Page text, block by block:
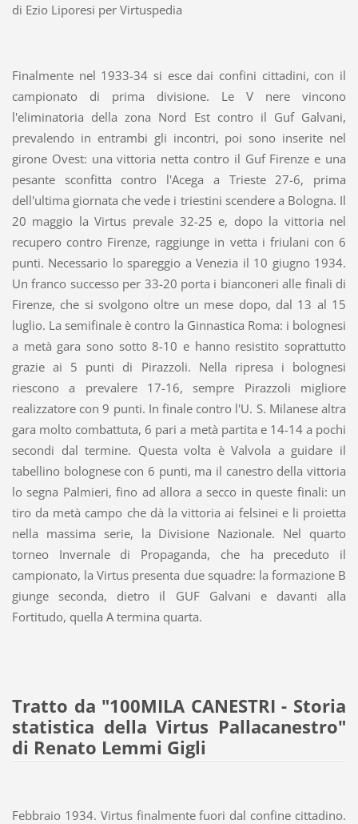
di Ezio Liporesi per Virtuspedia
Finalmente nel 1933-34 si esce dai confini cittadini, con il
campionato di prima divisione. Le V nere vincono
l'eliminatoria della zona Nord Est contro il Guf Galvani,
prevalendo in entrambi gli incontri, poi sono inserite nel
girone Ovest: una vittoria netta contro il Guf Firenze e una
pesante sconfitta contro l'Acega a Trieste 27-6, prima
dell'ultima giornata che vede i triestini scendere a Bologna. Il
20 maggio la Virtus prevale 32-25 e, dopo la vittoria nel
recupero contro Firenze, raggiunge in vetta i friulani con 6
punti. Necessario lo spareggio a Venezia il 10 giugno 1934.
Un franco successo per 33-20 porta i bianconeri alle finali di
Firenze, che si svolgono oltre un mese dopo, dal 13 al 15
luglio. La semifinale è contro la Ginnastica Roma: i bolognesi
a metà gara sono sotto 8-10 e hanno resistito soprattutto
grazie ai 5 punti di Pirazzoli. Nella ripresa i bolognesi
riescono a prevalere 17-16, sempre Pirazzoli migliore
realizzatore con 9 punti. In finale contro l'U. S. Milanese altra
gara molto combattuta, 6 pari a metà partita e 14-14 a pochi
secondi dal termine. Questa volta è Valvola a guidare il
tabellino bolognese con 6 punti, ma il canestro della vittoria
lo segna Palmieri, fino ad allora a secco in queste finali: un
tiro da metà campo che dà la vittoria ai felsinei e li proietta
nella massima serie, la Divisione Nazionale. Nel quarto
torneo Invernale di Propaganda, che ha preceduto il
campionato, la Virtus presenta due squadre: la formazione B
giunge seconda, dietro il GUF Galvani e davanti alla
Fortitudo, quella A termina quarta.
Tratto da "100MILA CANESTRI - Storia
statistica della Virtus Pallacanestro"
di Renato Lemmi Gigli
Febbraio 1934. Virtus finalmente fuori dal confine cittadino.